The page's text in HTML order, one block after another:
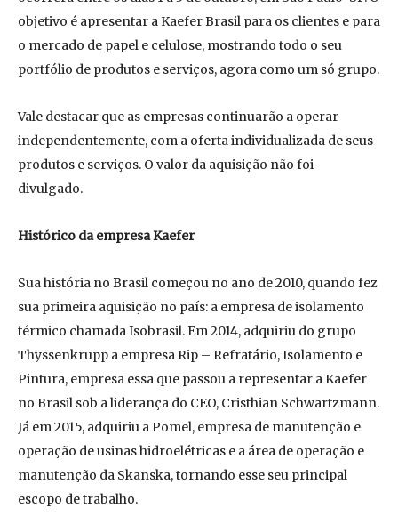
objetivo é apresentar a Kaefer Brasil para os clientes e para
o mercado de papel e celulose, mostrando todo o seu
portfólio de produtos e serviços, agora como um só grupo.
Vale destacar que as empresas continuarão a operar
independentemente, com a oferta individualizada de seus
produtos e serviços. O valor da aquisição não foi
divulgado.
Histórico da empresa Kaefer
Sua história no Brasil começou no ano de 2010, quando fez
sua primeira aquisição no país: a empresa de isolamento
térmico chamada Isobrasil. Em 2014, adquiriu do grupo
Thyssenkrupp a empresa Rip – Refratário, Isolamento e
Pintura, empresa essa que passou a representar a Kaefer
no Brasil sob a liderança do CEO, Cristhian Schwartzmann.
Já em 2015, adquiriu a Pomel, empresa de manutenção e
operação de usinas hidroelétricas e a área de operação e
manutenção da Skanska, tornando esse seu principal
escopo de trabalho.